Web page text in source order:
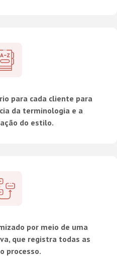
para cada cliente para
da terminologia e a
do estilo.
por meio de uma
que registra todas as
processo.